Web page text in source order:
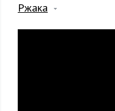
Ржака